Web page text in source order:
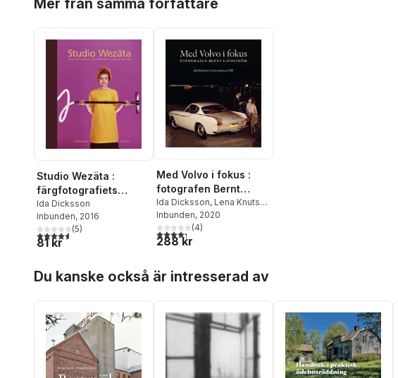
Mer från samma författare
Studio Wezäta :
färgfotografiets
genombrott i svensk
reklam
Ida Dicksson
Inbunden, 2016
4,6utav 5 stjärnor. Totalt antal röster:
(5)
81 kr
Med Volvo i fokus :
fotografen Bernt
Lindström
Ida Dicksson, Lena Knutson
Udd
Inbunden, 2020
4,3utav 5 stjärnor. Totalt antal röster:
(4)
288 kr
Du kanske också är intresserad av